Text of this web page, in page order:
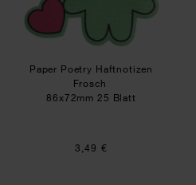
Paper Poetry Haftnotizen
Frosch
86x72mm 25 Blatt
3,49 €